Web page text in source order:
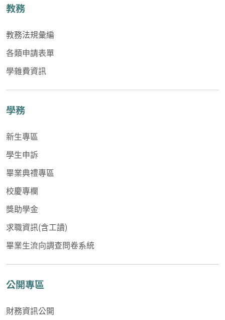
教務
教務法規彙編
各類申請表單
學雜費資訊
學務
新生專區
學生申訴
畢業典禮專區
校慶專欄
獎助學金
求職資訊(含工讀)
畢業生流向調查問卷系統
公開專區
財務資訊公開